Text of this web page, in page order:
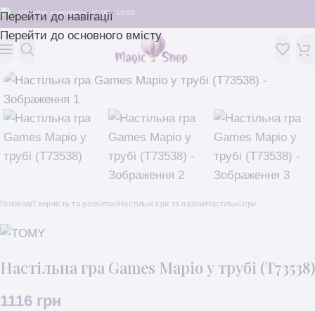
Перейти до навігації
Перейти до основного вмісту
Обробка замовлень: 10:00 - 19:00
Головна/Творчість та розвиток/Настільні ігри та пазли/Настільні ігри
Настільна гра Games Маріо у трубі (T73538)
1116 грн